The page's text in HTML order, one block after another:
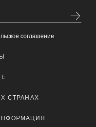
соглашение
СТРАНАХ